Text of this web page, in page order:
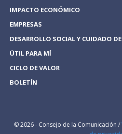
IMPACTO ECONÓMICO
EMPRESAS
DESARROLLO SOCIAL Y CUIDADO
ÚTIL PARA MÍ
CICLO DE VALOR
BOLETÍN
© 2026 - Consejo de la Comunicación /